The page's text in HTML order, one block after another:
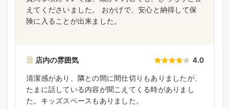
えてくださいました。 おかげで、安心と納得して保
険に入ることが出来ました。
店内の雰囲気 4.0
清潔感があり、隣との間に間仕切りもありましたが、
たまに話している内容が聞こえてくる時がありまし
た。キッズスペースもありました。